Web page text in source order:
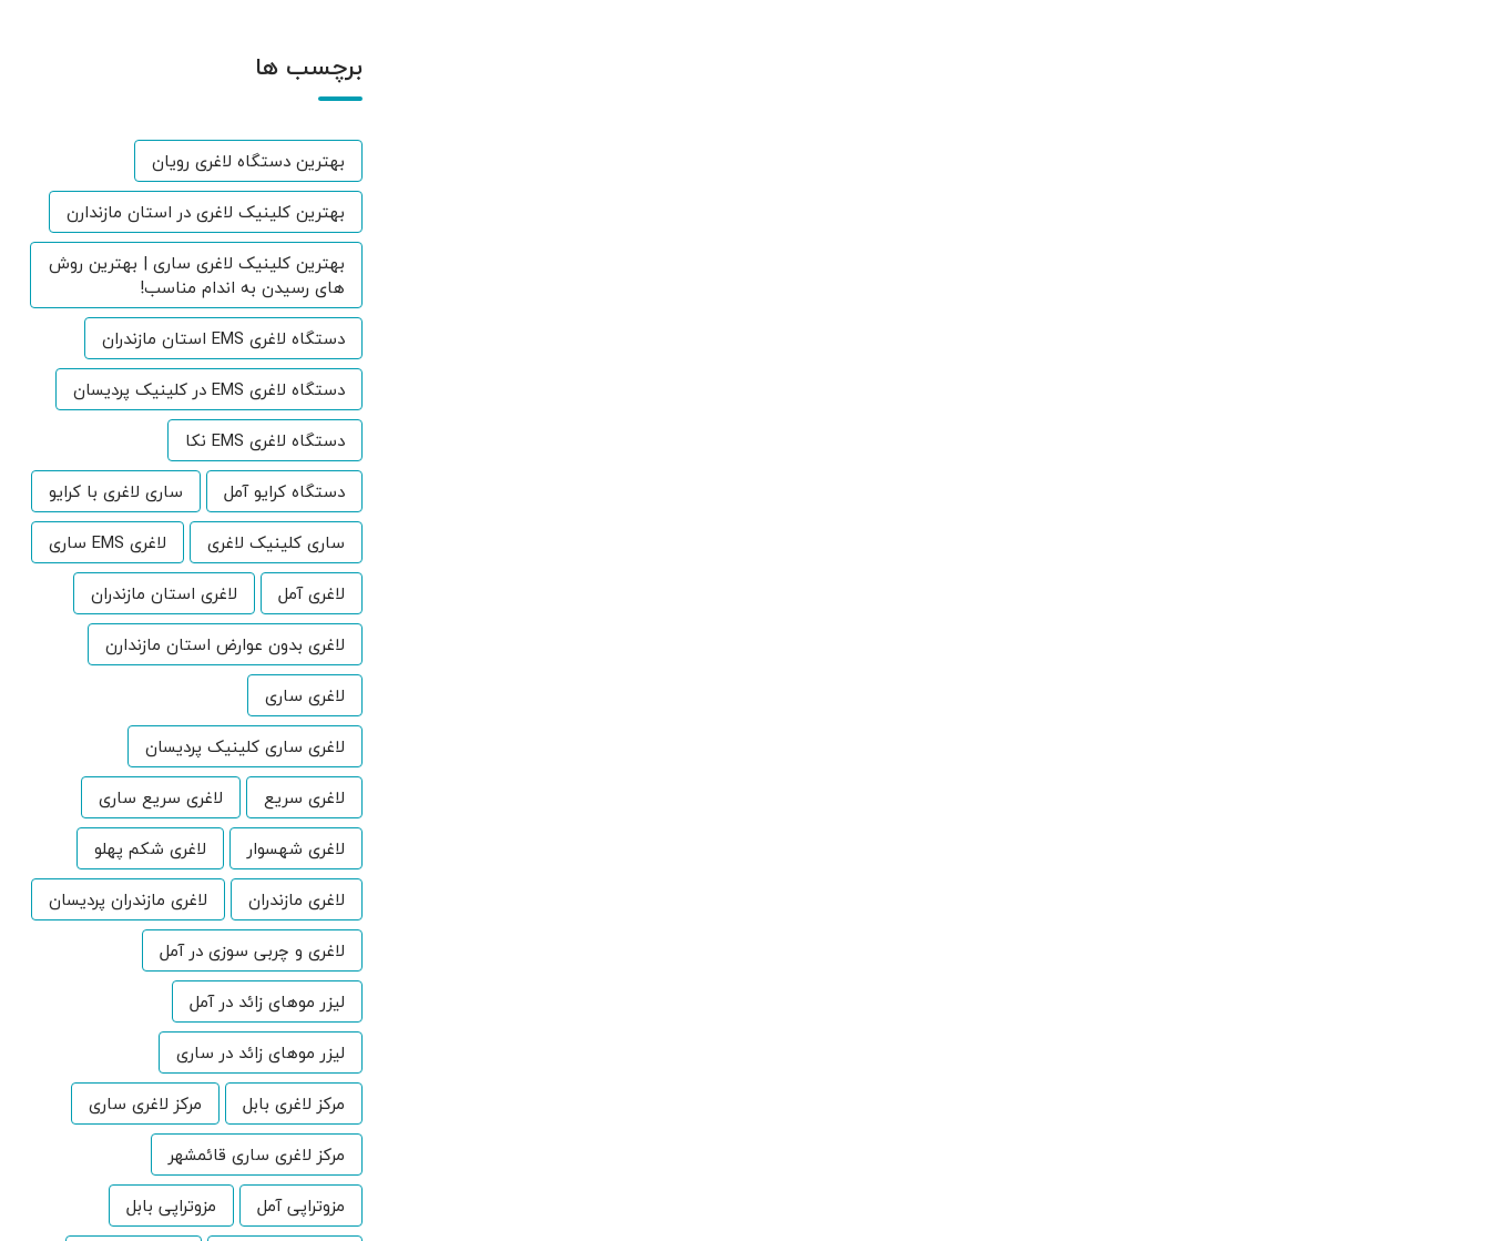
برچسب ها
بهترین دستگاه لاغری رویان
بهترین کلینیک لاغری در استان مازندارن
بهترین کلینیک لاغری ساری | بهترین روش
های رسیدن به اندام مناسب!
دستگاه لاغری EMS استان مازندران
دستگاه لاغری EMS در کلینیک پردیسان
دستگاه لاغری EMS نکا
دستگاه کرایو آمل
ساری لاغری با کرایو
ساری کلینیک لاغری
لاغری EMS ساری
لاغری آمل
لاغری استان مازندران
لاغری بدون عوارض استان مازندارن
لاغری ساری
لاغری ساری کلینیک پردیسان
لاغری سریع
لاغری سریع ساری
لاغری شهسوار
لاغری شکم پهلو
لاغری مازندران
لاغری مازندران پردیسان
لاغری و چربی سوزی در آمل
لیزر موهای زائد در آمل
لیزر موهای زائد در ساری
مرکز لاغری بابل
مرکز لاغری ساری
مرکز لاغری ساری قائمشهر
مزوتراپی آمل
مزوتراپی بابل